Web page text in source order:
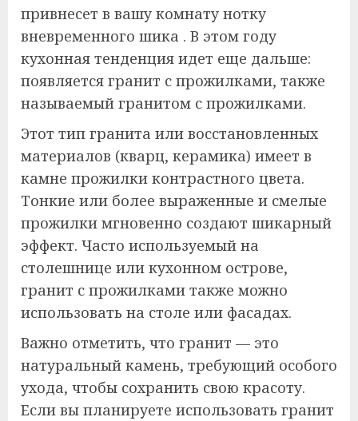
привнесет в вашу комнату нотку
вневременного шика . В этом году
кухонная тенденция идет еще дальше:
появляется гранит с прожилками, также
называемый гранитом с прожилками.
Этот тип гранита или восстановленных
материалов (кварц, керамика) имеет в
камне прожилки контрастного цвета.
Тонкие или более выраженные и смелые
прожилки мгновенно создают шикарный
эффект. Часто используемый на
столешнице или кухонном острове,
гранит с прожилками также можно
использовать на столе или фасадах.
Важно отметить, что гранит — это
натуральный камень, требующий особого
ухода, чтобы сохранить свою красоту.
Если вы планируете использовать гранит